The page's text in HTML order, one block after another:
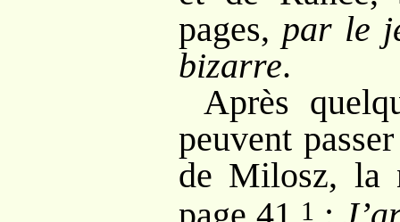
pages, par le
bizarre.
Après
peuvent
de Milosz, la
1